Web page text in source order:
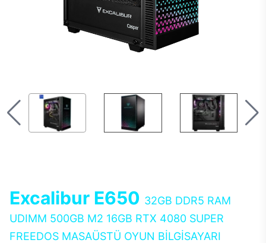
Excalibur E650 32GB DDR5 RAM
UDIMM 500GB M2 16GB RTX 4080 SUPER
FREEDOS MASAÜSTÜ OYUN BİLGİSAYARI